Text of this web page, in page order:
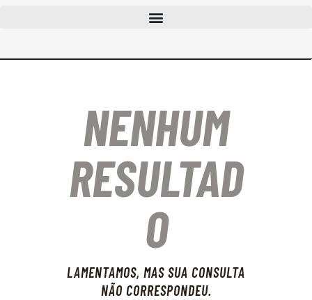
INFOCAC
INSTITUCIONAL
ENTRARNENHUM
RESULTAD
O
LAMENTAMOS, MAS SUA CONSULTA
NÃO CORRESPONDEU.